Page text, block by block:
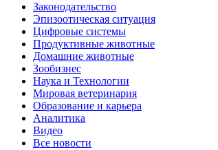
Законодательство
Эпизоотическая ситуация
Цифровые системы
Продуктивные животные
Домашние животные
Зообизнес
Наука и Технологии
Мировая ветеринария
Образование и карьера
Аналитика
Видео
Все новости